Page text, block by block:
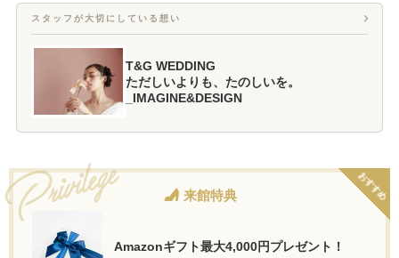
スタッフが大切にしている想い
T&G WEDDING
ただしいよりも、たのしいを。
_IMAGINE&DESIGN
おすすめ
来館特典
Amazonギフト最大4,000円プレゼント！